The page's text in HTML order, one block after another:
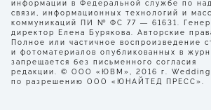
информации в Федеральной службе по
связи, информационных технологий и
коммуникаций ПИ № ФС 77 — 61631.
директор Елена Бурякова. Авторские
Полное или частичное воспроизведение
и фотоматериалов опубликованных в
запрещается без письменного согласия
редакции. © ООО «ЮВМ», 2016 г. Wedding
по разрешению ООО «ЮНАЙТЕД ПРЕСС».